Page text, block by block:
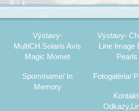
Výstavy-
MultiCH.Solaris Avis
Magic Momet
Výstavy-
Line Image
Pearls
Spomíname/ In
Memory
Fotogaléria/